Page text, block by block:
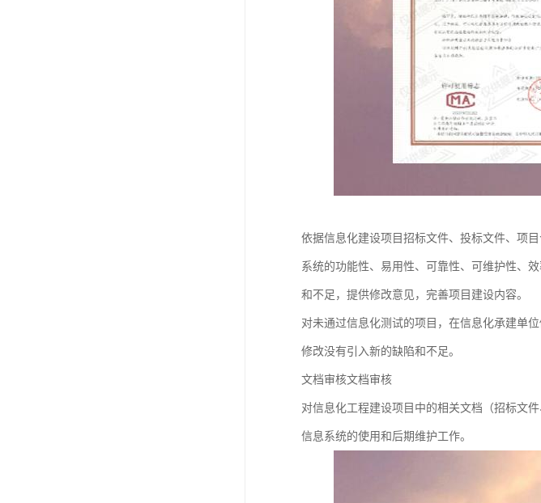
依据信息化建设项目招标文件、投标文件、项
系统的功能性、易用性、可靠性、可维护性、
和不足，提供修改意见，完善项目建设内容。
对未通过信息化测试的项目，在信息化承建单
修改没有引入新的缺陷和不足。
文档审核文档审核
对信息化工程建设项目中的相关文档（招标文
信息系统的使用和后期维护工作。